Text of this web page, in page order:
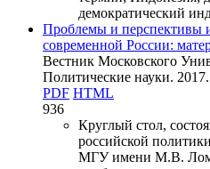
демократический
Проблемы и перспективы
современной России:
Вестник Московского
Политические науки.
PDF HTML
936
Круглый стол,
российской
МГУ имени М.В.